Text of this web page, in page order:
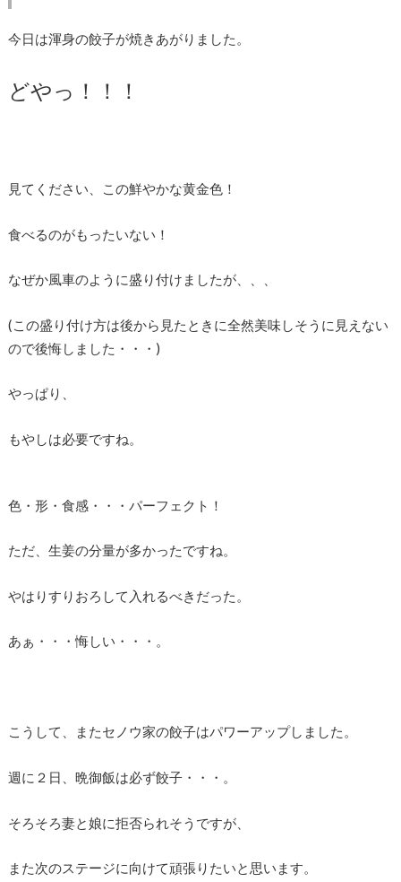
今日は渾身の餃子が焼きあがりました。
どやっ！！！
見てください、この鮮やかな黄金色！
食べるのがもったいない！
なぜか風車のように盛り付けましたが、、、
(この盛り付け方は後から見たときに全然美味しそうに見えない
ので後悔しました・・・)
やっぱり、
もやしは必要ですね。
色・形・食感・・・パーフェクト！
ただ、生姜の分量が多かったですね。
やはりすりおろして入れるべきだった。
あぁ・・・悔しい・・・。
こうして、またセノウ家の餃子はパワーアップしました。
週に２日、晩御飯は必ず餃子・・・。
そろそろ妻と娘に拒否られそうですが、
また次のステージに向けて頑張りたいと思います。